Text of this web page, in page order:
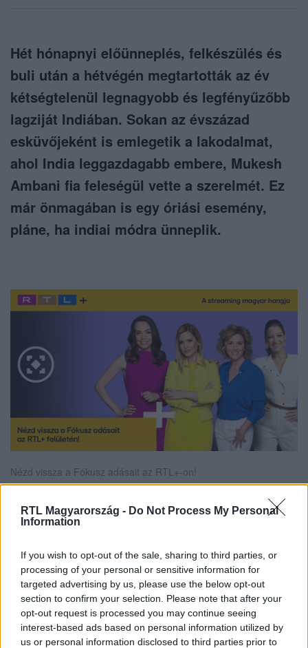
RTL Magyarország - Do Not Process My Personal
Information
If you wish to opt-out of the sale, sharing to third parties, or
processing of your personal or sensitive information for
targeted advertising by us, please use the below opt-out
section to confirm your selection. Please note that after your
opt-out request is processed you may continue seeing
interest-based ads based on personal information utilized by
us or personal information disclosed to third parties prior to
Hét hónapnyi előünneplés, felkészülés és
buli után a hétvégén megtartották az év
kétségtelenül legnagyobb és legfényűzőbb
lagziját Indiában. Sokan az évszázad
esküvőjeként is emlegetik a lakodalmat,
ahol India leggazdagabb embere, Mukesh
Ambani fia feleségül vette a szerelmét. Ez
már önmagában is egy óriási esemény,
pláne, ha indiai módra ünneplik.
Nézd vissza a Fókusz adásait az RTL+-on!